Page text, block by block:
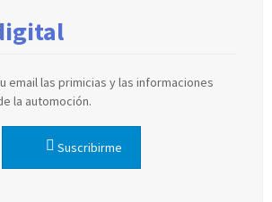
email las primicias y las informaciones
la automoción.
Suscribirme